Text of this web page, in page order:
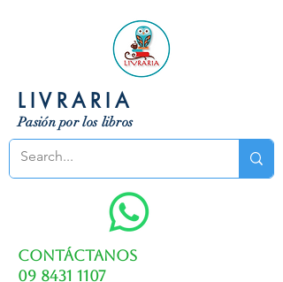
LIVRARIA
Pasión por los libros
Contáctanos
09 8431 1107